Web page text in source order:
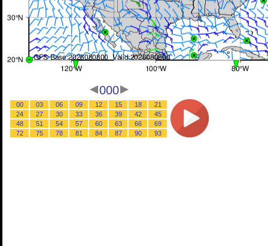
000
00 03 06 09 12 15 18
21
24
27 30 33 36 39 42
45
48
51 54 57 60 63 66
69
72
75 78 81 84 87 90 93